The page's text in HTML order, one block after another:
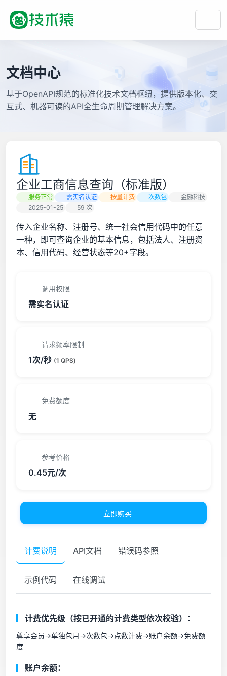
文档中心
基于OpenAPI规范的标准化技术文档枢纽，提供版本化、交
互式、机器可读的API全生命周期管理解决方案。
企业工商信息查询（标准版）
服务正常 需实名认证 按量计费 次数包
金融科技
2025-01-25
59 次
传入企业名称、注册号、统一社会信用代码中的任意
一种，即可查询企业的基本信息，包括法人、注册资
本、信用代码、经营状态等20+字段。
调用权限
需实名认证
请求频率限制
1次/秒 (1 QPS)
免费额度
无
参考价格
0.45元/次
立即购买
计费说明 API文档 错误码参照
示例代码 在线调试
计费优先级（按已开通的计费类型依次校验）：
尊享会员->单独包月->次数包->点数计费->账户余额->免费额
度
账户余额：